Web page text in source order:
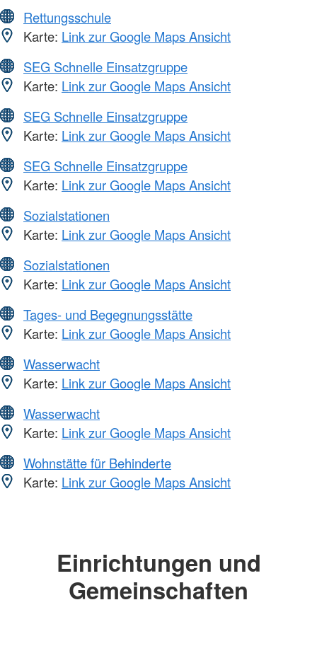
Rettungsschule
Karte: Link zur Google Maps Ansicht
SEG Schnelle Einsatzgruppe
Karte: Link zur Google Maps Ansicht
SEG Schnelle Einsatzgruppe
Karte: Link zur Google Maps Ansicht
SEG Schnelle Einsatzgruppe
Karte: Link zur Google Maps Ansicht
Sozialstationen
Karte: Link zur Google Maps Ansicht
Sozialstationen
Karte: Link zur Google Maps Ansicht
Tages- und Begegnungsstätte
Karte: Link zur Google Maps Ansicht
Wasserwacht
Karte: Link zur Google Maps Ansicht
Wasserwacht
Karte: Link zur Google Maps Ansicht
Wohnstätte für Behinderte
Karte: Link zur Google Maps Ansicht
Einrichtungen und
Gemeinschaften